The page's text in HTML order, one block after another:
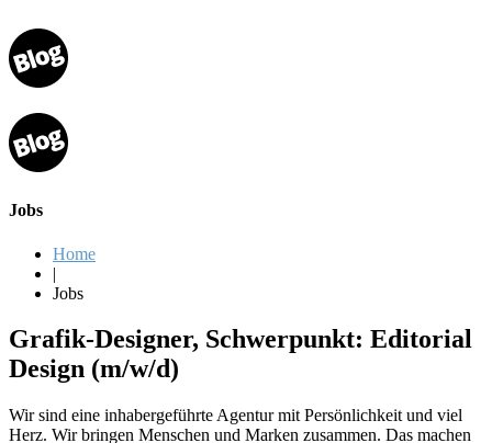
Jobs
Home
|
Jobs
Grafik-Designer, Schwerpunkt: Editorial
Design (m/w/d)
Wir sind eine inhabergeführte Agentur mit Persönlichkeit und viel
Herz. Wir bringen Menschen und Marken zusammen. Das machen